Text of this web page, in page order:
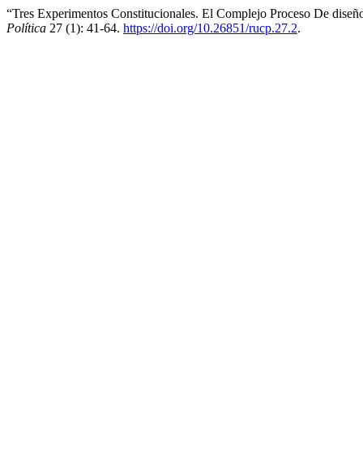
“Tres Experimentos Constitucionales. El Complejo Proceso De
Política 27 (1): 41-64. https://doi.org/10.26851/rucp.27.2.